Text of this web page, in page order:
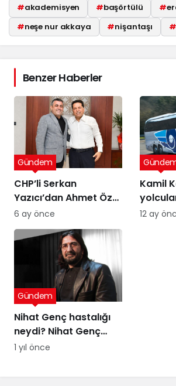
#akademisyen #başörtülü #
#neşe nur akkaya #nişantaşı #
Benzer Haberler
CHP’li Serkan
Yazıcı’dan Ahmet Özer
kararına tepki: Bu bir
yargı değil, sandığı
tanımayan düzenin
Gündem
6 ay önce
Kamil
uyarısı
12 ay
Nihat Genç hastalığı
neydi? Nihat Genç
cenaze töreni ne
Gündem
1 yıl önce